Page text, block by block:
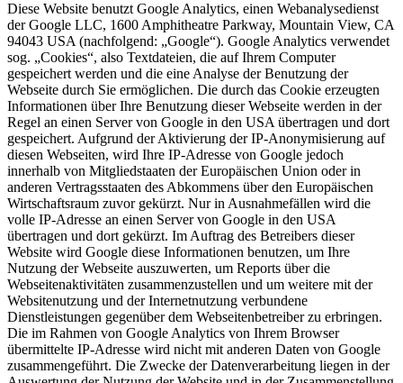
Diese Website benutzt Google Analytics, einen Webanalysedienst
der Google LLC, 1600 Amphitheatre Parkway, Mountain View, CA
94043 USA (nachfolgend: „Google“). Google Analytics verwendet
sog. „Cookies“, also Textdateien, die auf Ihrem Computer
gespeichert werden und die eine Analyse der Benutzung der
Webseite durch Sie ermöglichen. Die durch das Cookie erzeugten
Informationen über Ihre Benutzung dieser Webseite werden in der
Regel an einen Server von Google in den USA übertragen und dort
gespeichert. Aufgrund der Aktivierung der IP-Anonymisierung auf
diesen Webseiten, wird Ihre IP-Adresse von Google jedoch
innerhalb von Mitgliedstaaten der Europäischen Union oder in
anderen Vertragsstaaten des Abkommens über den Europäischen
Wirtschaftsraum zuvor gekürzt. Nur in Ausnahmefällen wird die
volle IP-Adresse an einen Server von Google in den USA
übertragen und dort gekürzt. Im Auftrag des Betreibers dieser
Website wird Google diese Informationen benutzen, um Ihre
Nutzung der Webseite auszuwerten, um Reports über die
Webseitenaktivitäten zusammenzustellen und um weitere mit der
Websitenutzung und der Internetnutzung verbundene
Dienstleistungen gegenüber dem Webseitenbetreiber zu erbringen.
Die im Rahmen von Google Analytics von Ihrem Browser
übermittelte IP-Adresse wird nicht mit anderen Daten von Google
zusammengeführt. Die Zwecke der Datenverarbeitung liegen in der